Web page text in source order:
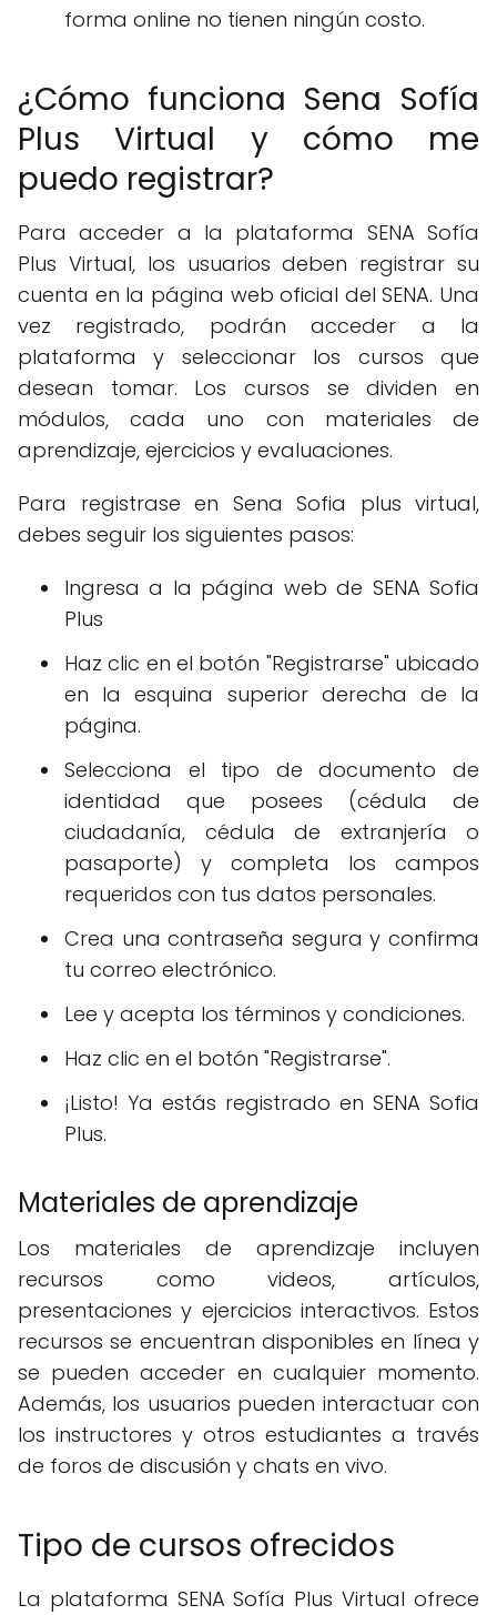
forma online no tienen ningún costo.
¿Cómo funciona Sena Sofía
Plus Virtual y cómo me
puedo registrar?
Para acceder a la plataforma SENA Sofía
Plus Virtual, los usuarios deben registrar su
cuenta en la página web oficial del SENA. Una
vez registrado, podrán acceder a la
plataforma y seleccionar los cursos que
desean tomar. Los cursos se dividen en
módulos, cada uno con materiales de
aprendizaje, ejercicios y evaluaciones.
Para registrase en Sena Sofia plus virtual,
debes seguir los siguientes pasos:
Ingresa a la página web de SENA Sofia
Plus
Haz clic en el botón "Registrarse" ubicado
en la esquina superior derecha de la
página.
Selecciona el tipo de documento de
identidad que posees (cédula de
ciudadanía, cédula de extranjería o
pasaporte) y completa los campos
requeridos con tus datos personales.
Crea una contraseña segura y confirma
tu correo electrónico.
Lee y acepta los términos y condiciones.
Haz clic en el botón "Registrarse".
¡Listo! Ya estás registrado en SENA Sofia
Plus.
Materiales de aprendizaje
Los materiales de aprendizaje incluyen
recursos como videos, artículos,
presentaciones y ejercicios interactivos. Estos
recursos se encuentran disponibles en línea y
se pueden acceder en cualquier momento.
Además, los usuarios pueden interactuar con
los instructores y otros estudiantes a través
de foros de discusión y chats en vivo.
Tipo de cursos ofrecidos
La plataforma SENA Sofía Plus Virtual ofrece